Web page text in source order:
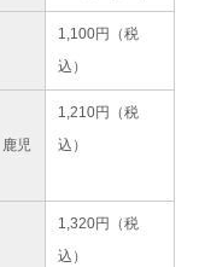
1,100円（税
込）
児
1,210円（税
込）
1,320円（税
込）